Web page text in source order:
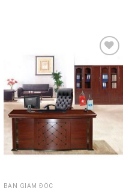
Thêm
vào
sản
phẩm
yêu
BÀN GIÁM ĐỐC